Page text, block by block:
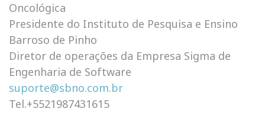
Oncológica
Presidente do Instituto de Pesquisa e Ensino
Barroso de Pinho
Diretor de operações da Empresa Sigma de
Engenharia de Software
suporte@sbno.com.br
Tel.+5521987431615